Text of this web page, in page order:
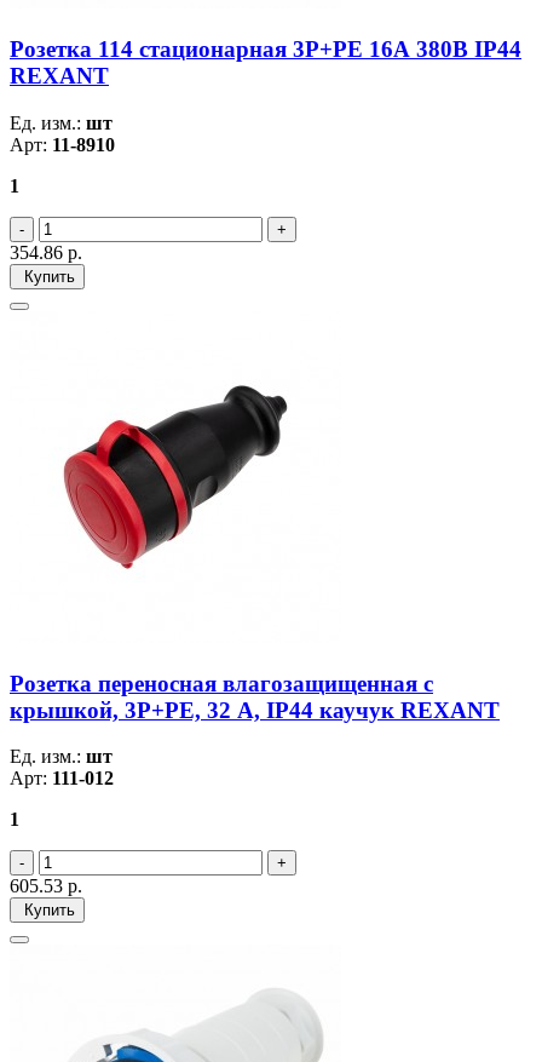
Розетка 114 стационарная 3Р+РЕ 16А 380В IP44
REXANT
Ед. изм.: шт
Арт: 11-8910
1
354.86 р.
Купить
Розетка переносная влагозащищенная с
крышкой, 3Р+РЕ, 32 А, IP44 каучук REXANT
Ед. изм.: шт
Арт: 111-012
1
605.53 р.
Купить